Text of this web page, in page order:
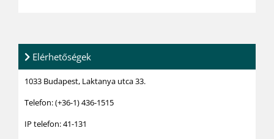
Elérhetőségek
1033 Budapest, Laktanya utca 33.
Telefon: (+36-1) 436-1515
IP telefon: 41-131